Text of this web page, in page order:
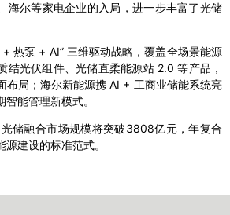
海尔等家电企业的入局，进一步丰富了光储
+ 热泵 + AI” 三维驱动战略，覆盖全场景能源
结光伏组件、光储直柔能源站 2.0 等产品，
布局；海尔新能源携 AI + 工商业储能系统亮
能管理新模式。
储融合市场规模将突破3808亿元，年复合
建设的标准范式。